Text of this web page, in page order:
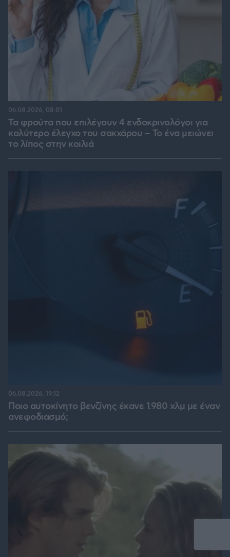
Τα φρούτα που επιλέγουν 4 ενδοκρινολόγοι για
καλύτερο έλεγχο του σακχάρου – Το ένα μειώνει
το λίπος στην κοιλιά
06.08.2026, 08:01
Ποιο αυτοκίνητο βενζίνης έκανε 1.980 χλμ με έναν
ανεφοδιασμό;
06.08.2026, 19:12